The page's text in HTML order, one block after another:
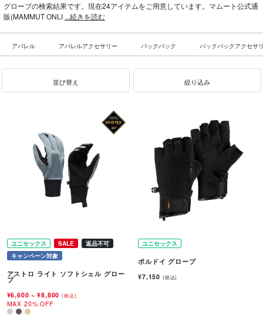
グローブの検索結果です。現在24アイテムをご用意しています。マムート公式通
販(MAMMUT ONLI ...続きを読む
アパレル アパレルアクセサリー バックパック バックパックアクセサ
並び替え 絞り込み
ユニセックス SALE
返品不可
キャンペーン対象
アストロ ライト ソフトシェル グロー
ブ
¥6,600~ ¥8,800(税込)
MAX 20% OFF
ユニセックス
ポルドイ グローブ
¥7,150 (税込)